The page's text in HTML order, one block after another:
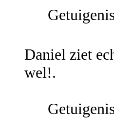
Daniel ziet
wel!.